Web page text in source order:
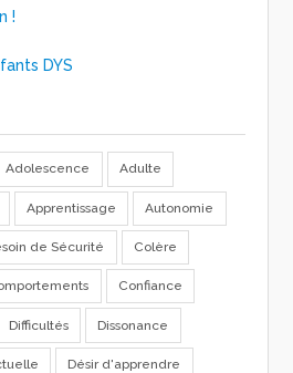
!
DYS
Adolescence Adulte
Apprentissage Autonomie
de Sécurité Colère
Confiance
Difficultés Dissonance
Désir d'apprendre